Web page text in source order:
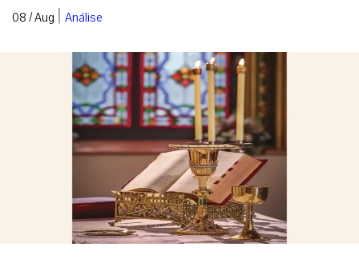
08 / Aug | Análise